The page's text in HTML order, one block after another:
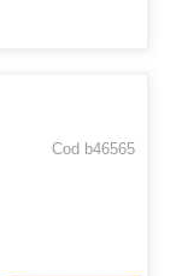
Cod b46565